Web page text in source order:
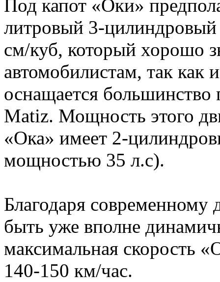
Под капот «Оки»
литровый 3-цилиндровый
см/куб, который хорошо
автомобилистам, так
оснащается
Matiz. Мощность этого
«Ока» имеет 2-
мощностью 35 л.с).
Благодаря
быть уже вполне
максимальная скорость
140-150 км/час.